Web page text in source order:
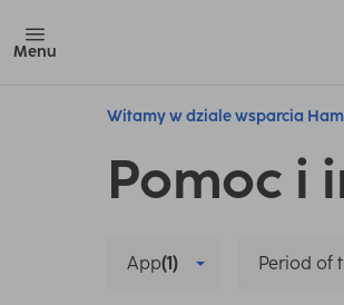
Menu
Witamy w dziale wsparcia
Pomoc i
App(1) Period of